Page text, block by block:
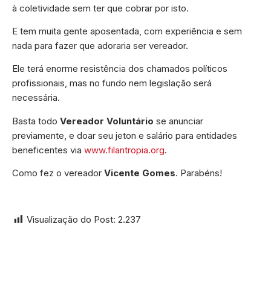
à coletividade sem ter que cobrar por isto.
E tem muita gente aposentada, com experiência e sem
nada para fazer que adoraria ser vereador.
Ele terá enorme resistência dos chamados políticos
profissionais, mas no fundo nem legislação será
necessária.
Basta todo Vereador Voluntário se anunciar
previamente, e doar seu jeton e salário para entidades
beneficentes via www.filantropia.org.
Como fez o vereador Vicente Gomes. Parabéns!
Visualização do Post: 2.237